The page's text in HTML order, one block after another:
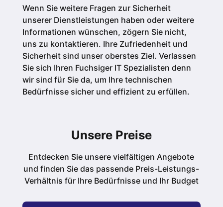
Wenn Sie weitere Fragen zur Sicherheit
unserer Dienstleistungen haben oder weitere
Informationen wünschen, zögern Sie nicht,
uns zu kontaktieren. Ihre Zufriedenheit und
Sicherheit sind unser oberstes Ziel. Verlassen
Sie sich Ihren Fuchsiger IT Spezialisten denn
wir sind für Sie da, um Ihre technischen
Bedürfnisse sicher und effizient zu erfüllen.
Unsere Preise
Entdecken Sie unsere vielfältigen Angebote
und finden Sie das passende Preis-Leistungs-
Verhältnis für Ihre Bedürfnisse und Ihr Budget